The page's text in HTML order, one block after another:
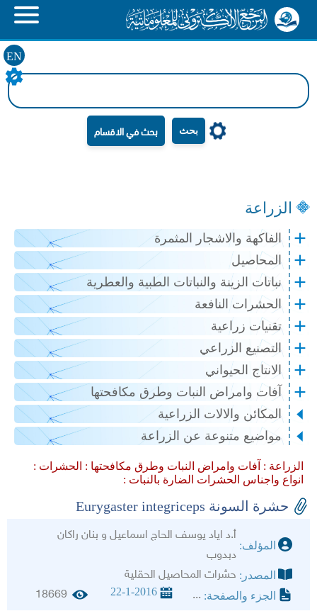
EN
بحث
الزراعة
الفاكهة والاشجار المثمرة
المحاصيل
نباتات الزينة والنباتات الطبية والعطرية
الحشرات النافعة
تقنيات زراعية
التصنيع الزراعي
الانتاج الحيواني
آفات وامراض النبات وطرق مكافحتها
المكائن والالات الزراعية
مواضيع متنوعة عن الزراعة
الزراعة : آفات وامراض النبات وطرق مكافحتها : الحشرات :
انواع واجناس الحشرات الضارة بالنبات :
حشرة السونة Eurygaster integriceps
المؤلف:
أ.د اياد يوسف الحاج اسماعيل و بنان راكان
دبدوب
المصدر: حشرات المحاصيل الحقلية
الجزء والصفحة: ...
22-1-2016
18669